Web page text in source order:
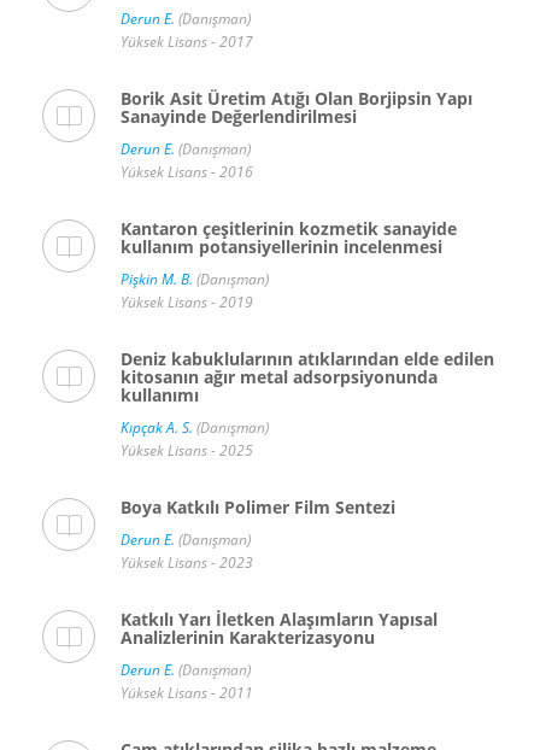
Derun E. (Danışman)
Yüksek Lisans - 2017
Borik Asit Üretim Atığı Olan Borjipsin Yapı
Sanayinde Değerlendirilmesi
Derun E. (Danışman)
Yüksek Lisans - 2016
Kantaron çeşitlerinin kozmetik sanayide
kullanım potansiyellerinin incelenmesi
Pişkin M. B. (Danışman)
Yüksek Lisans - 2019
Deniz kabuklularının atıklarından elde edilen
kitosanın ağır metal adsorpsiyonunda
kullanımı
Kıpçak A. S. (Danışman)
Yüksek Lisans - 2025
Boya Katkılı Polimer Film Sentezi
Derun E. (Danışman)
Yüksek Lisans - 2023
Katkılı Yarı İletken Alaşımların Yapısal
Analizlerinin Karakterizasyonu
Derun E. (Danışman)
Yüksek Lisans - 2011